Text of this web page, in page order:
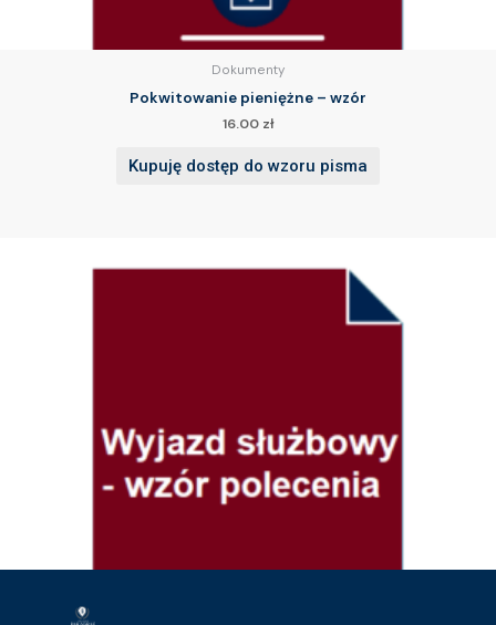
Dokumenty
Pokwitowanie pieniężne – wzór
16.00 zł
Kupuję dostęp do wzoru pisma